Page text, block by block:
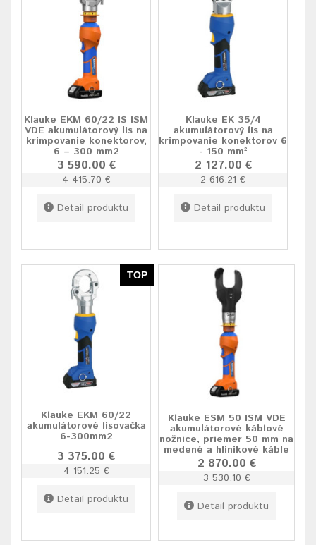
Klauke EKM 60/22 IS ISM
VDE akumulátorový lis na
krimpovanie konektorov,
6 – 300 mm2
3 590.00 €
4 415.70 €
Detail produktu
Klauke EK 35/4
akumulátorový lis na
krimpovanie konektorov 6
- 150 mm²
2 127.00 €
2 616.21 €
Detail produktu
TOP
Klauke EKM 60/22
akumulátorové lisovačka
6-300mm2
3 375.00 €
4 151.25 €
Detail produktu
Klauke ESM 50 ISM VDE
akumulátorové káblové
nožnice, priemer 50 mm na
medené a hlinikové káble
2 870.00 €
3 530.10 €
Detail produktu